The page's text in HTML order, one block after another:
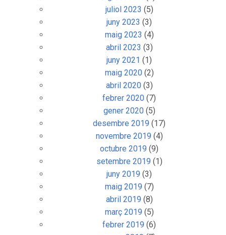
març 2024 (2)
gener 2024(3)
desembre 2023(1)
novembre 2023(3)
octubre 2023(2)
setembre 2023(1)
agost 2023 (1)
juliol 2023(5)
juny 2023(3)
maig 2023(4)
abril 2023(3)
juny 2021(1)
maig 2020(2)
abril 2020 (3)
febrer 2020 (7)
gener 2020 (5)
desembre 2019(17)
novembre 2019(4)